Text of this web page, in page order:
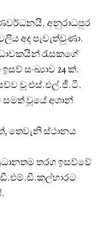
අනුරාධපුර
අද පැවැත්වුණා.
රැසකගේ
සංඛ්‍යාව 24 ක්.
වූ එස්.එල්.ජී.ටී.
සමත් වූයේ අශාන්
තෙවැනි ස්ථානය
තරග ඉසව්වේ
ඩී.එම්.ඩී.කල්හාරට